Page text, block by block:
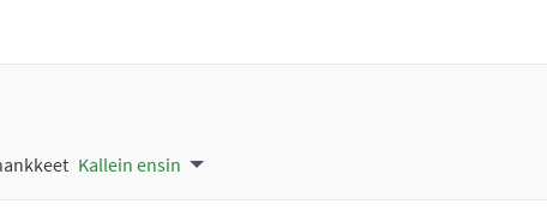
Kallein ensin